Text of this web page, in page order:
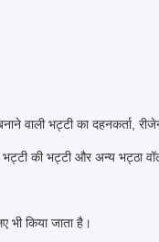
वाली भट्टी का दहनकर्ता,
की भट्टी और अन्य भट्ठा
भी किया जाता है।